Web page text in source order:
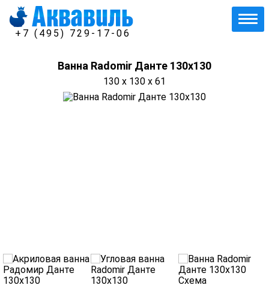
+7 (495) 729-17-06
Ванна Radomir Данте 130х130
130 x 130 x 61